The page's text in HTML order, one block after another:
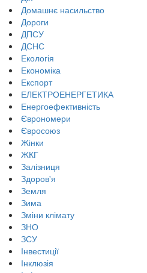
Домашнє насильство
Дороги
ДПСУ
ДСНС
Екологія
Економіка
Експорт
ЕЛЕКТРОЕНЕРГЕТИКА
Енергоефективність
Єврономери
Євросоюз
Жінки
ЖКГ
Залізниця
Здоров'я
Земля
Зима
Зміни клімату
ЗНО
ЗСУ
Інвестиції
Інклюзія